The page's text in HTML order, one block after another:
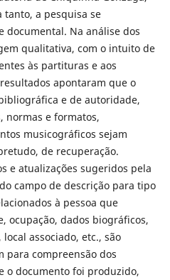
tanto, a pesquisa se
documental. Na análise dos
qualitativa, com o intuito de
às partituras e aos
apontaram que o
e de autoridade,
normas e formatos,
musicográficos sejam
de recuperação.
e atualizações sugeridos pela
campo de descrição para tipo
à pessoa que
ocupação, dados biográficos,
associado, etc., são
para compreensão dos
o documento foi produzido,